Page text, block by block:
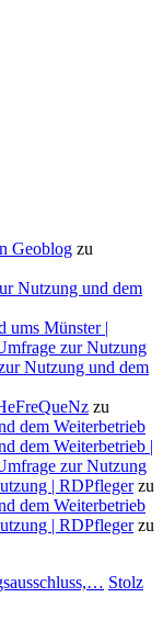
Geoblog zu
Nutzung und dem
ums Münster |
zur Nutzung
Nutzung und dem
zu
dem Weiterbetrieb
dem Weiterbetrieb |
zur Nutzung
| RDPflegerzu
dem Weiterbetrieb
| RDPflegerzu
Stolz